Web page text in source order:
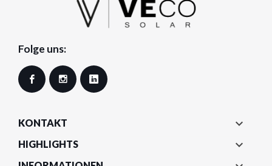
Folge uns:
Facebook Instagram
KONTAKT 
HIGHLIGHTS 